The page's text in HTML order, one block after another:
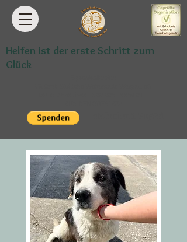
Helfen ist der erste Schritt zum
Glück